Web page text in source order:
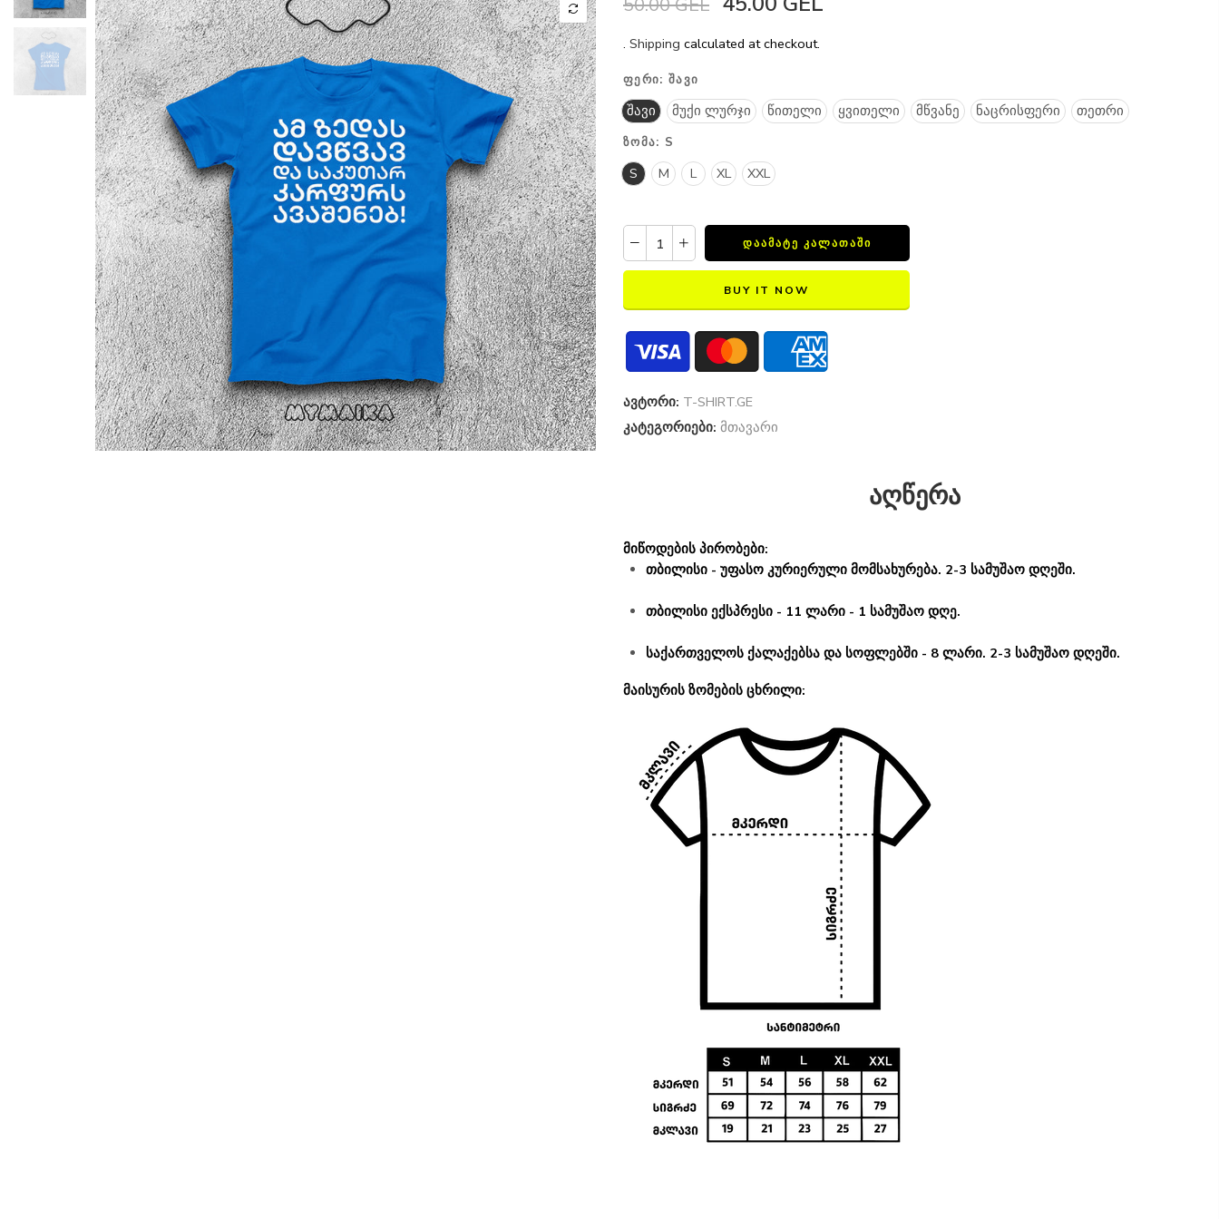
. Shipping calculated at checkout.
ᲤᲔᲠᲘ: ᲨᲐᲕᲘ
შავი მუქი ლურჯი წითელი ყვითელი მწვანე ნაცრისფერი თეთრი
ᲖᲝᲛᲐ: S
S M L XL XXL
ᲓᲐᲐᲛᲐᲢᲔ ᲙᲐᲚᲐᲗᲐᲨᲘ
BUY IT NOW
ავტორი: T-SHIRT.GE
კატეგორიები: მთავარი
აღწერა
მიწოდების პირობები:
თბილისი - უფასო კურიერული მომსახურება. 2-3 სამუშაო დღეში.
თბილისი ექსპრესი - 11 ლარი - 1 სამუშაო დღე.
საქართველოს ქალაქებსა და სოფლებში - 8 ლარი. 2-3 სამუშაო დღეში.
მაისურის ზომების ცხრილი: